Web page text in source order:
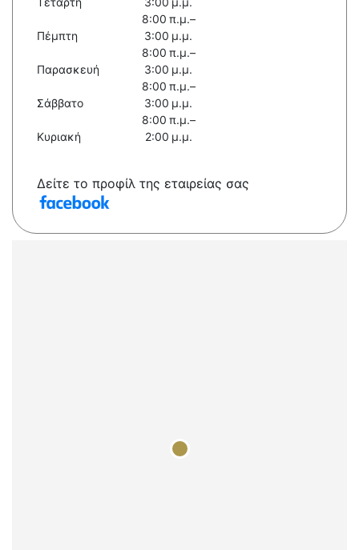
Πέμπτη
8:00 π.μ.–
3:00 μ.μ.
Παρασκευή
8:00 π.μ.–
3:00 μ.μ.
Σάββατο
8:00 π.μ.–
3:00 μ.μ.
Κυριακή
8:00 π.μ.–
2:00 μ.μ.
Δείτε το προφίλ της εταιρείας σας